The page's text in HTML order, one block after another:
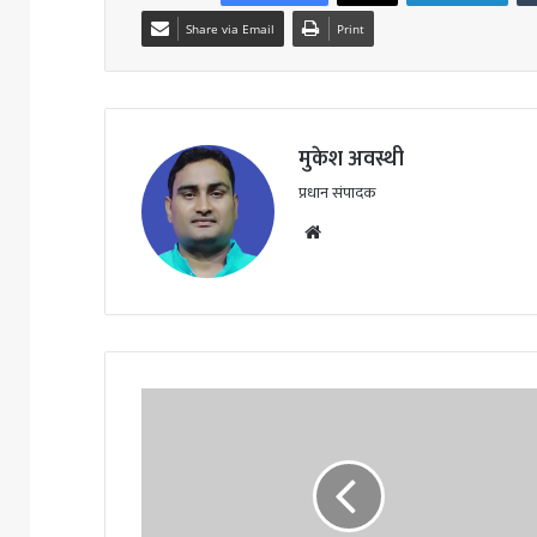
Share via Email Print
मुकेश अवस्थी
प्रधान संपादक